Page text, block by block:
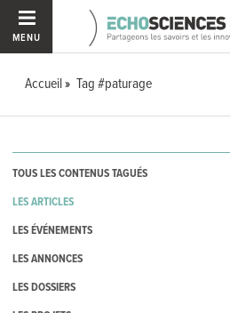
MENU
Accueil Tag #paturage
TOUS LES CONTENUS TAGUÉS
LES ARTICLES
LES ÉVÉNEMENTS
LES ANNONCES
LES DOSSIERS